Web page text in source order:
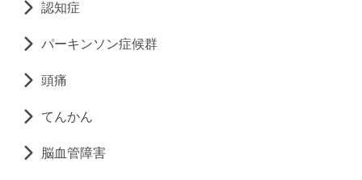
認知症
パーキンソン症候群
頭痛
てんかん
脳血管障害